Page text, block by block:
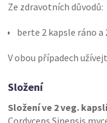
Ze zdravotních důvodů:
berte 2 kapsle ráno a
V obou případech
Složení
Složení ve 2 veg.